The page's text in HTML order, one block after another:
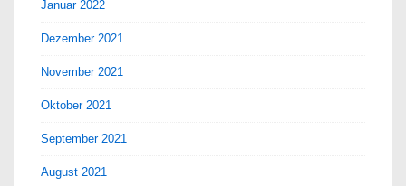
Januar 2022
Dezember 2021
November 2021
Oktober 2021
September 2021
August 2021